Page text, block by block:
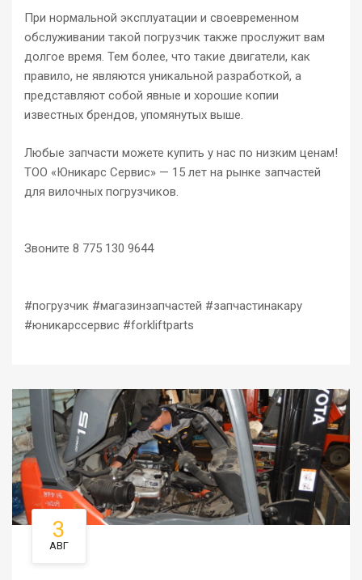
При нормальной эксплуатации и своевременном
обслуживании такой погрузчик также прослужит вам
долгое время. Тем более, что такие двигатели, как
правило, не являются уникальной разработкой, а
представляют собой явные и хорошие копии
известных брендов, упомянутых выше.
Любые запчасти можете купить у нас по низким ценам!
ТОО «Юникарс Сервис» — 15 лет на рынке запчастей
для вилочных погрузчиков.
Звоните 8 775 130 9644
#погрузчик #магазинзапчастей #запчастинакару
#юникарссервис #forkliftparts
3
АВГ